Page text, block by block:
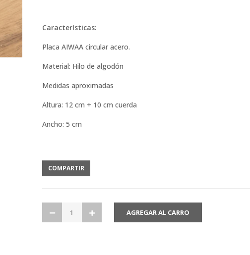
Características:
Placa AIWAA circular acero.
Material: Hilo de algodón
Medidas aproximadas
Altura: 12 cm + 10 cm cuerda
Ancho: 5 cm
COMPARTIR